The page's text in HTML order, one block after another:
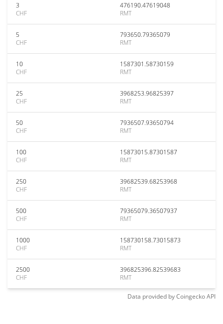
3
CHF
476190.47619048
RMT
5
CHF
793650.79365079
RMT
10
CHF
1587301.58730159
RMT
25
CHF
3968253.96825397
RMT
50
CHF
7936507.93650794
RMT
100
CHF
15873015.87301587
RMT
250
CHF
39682539.68253968
RMT
500
CHF
79365079.36507937
RMT
1000
CHF
158730158.73015873
RMT
2500
CHF
396825396.82539683
RMT
Data provided byCoingeckoAPI